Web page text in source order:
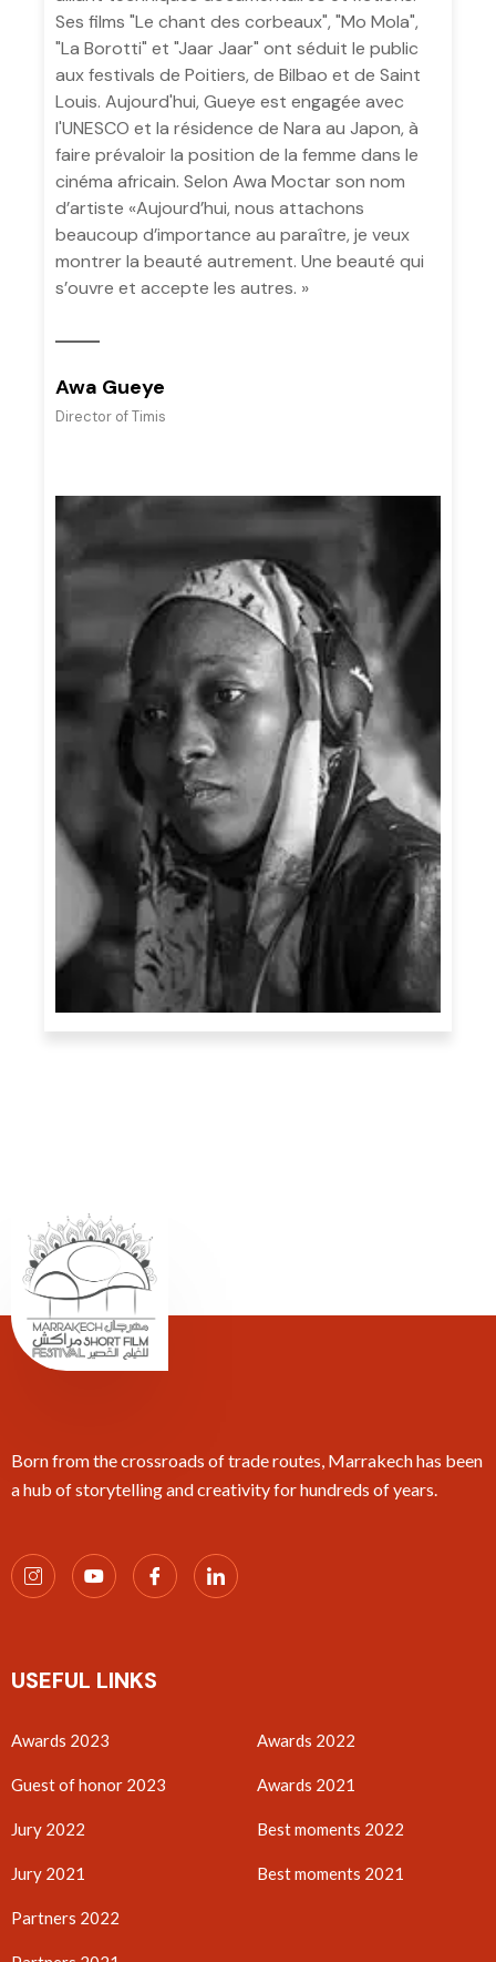
Ses films "Le chant des corbeaux", "Mo Mola",
"La Borotti" et "Jaar Jaar" ont séduit le public
aux festivals de Poitiers, de Bilbao et de Saint
Louis. Aujourd'hui, Gueye est engagée avec
l'UNESCO et la résidence de Nara au Japon, à
faire prévaloir la position de la femme dans le
cinéma africain. Selon Awa Moctar son nom
d’artiste «Aujourd’hui, nous attachons
beaucoup d’importance au paraître, je veux
montrer la beauté autrement. Une beauté qui
s’ouvre et accepte les autres. »
Awa Gueye
Director of Timis
Born from the crossroads of trade routes, Marrakech has been
a hub of storytelling and creativity for hundreds of years.
USEFUL LINKS
Awards 2023
Guest of honor 2023
Jury 2022
Jury 2021
Partners 2022
Awards 2022
Awards 2021
Best moments 2022
Best moments 2021